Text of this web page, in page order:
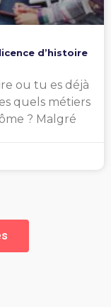
d’histoire
ou tu es déjà
quels métiers
? Malgré